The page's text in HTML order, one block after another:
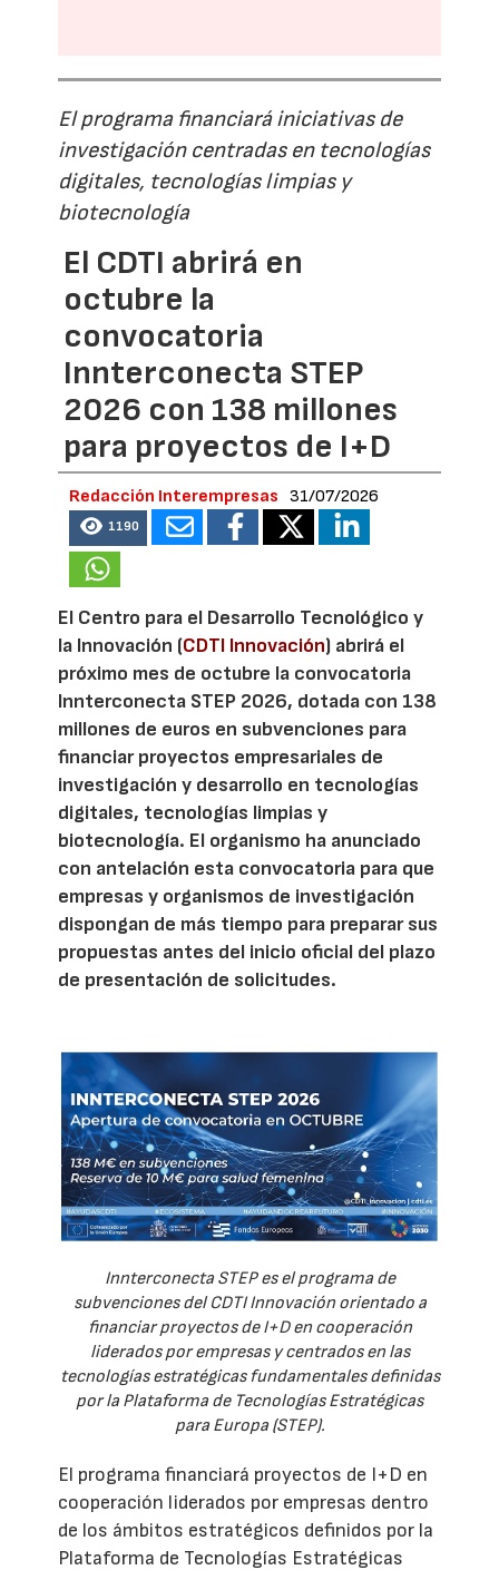
El programa financiará iniciativas de
investigación centradas en tecnologías
digitales, tecnologías limpias y
biotecnología
El CDTI abrirá en
octubre la
convocatoria
Innterconecta STEP
2026 con 138 millones
para proyectos de I+D
Redacción Interempresas 31/07/2026
1190
El Centro para el Desarrollo Tecnológico y
la Innovación (CDTI Innovación) abrirá el
próximo mes de octubre la convocatoria
Innterconecta STEP 2026, dotada con 138
millones de euros en subvenciones para
financiar proyectos empresariales de
investigación y desarrollo en tecnologías
digitales, tecnologías limpias y
biotecnología. El organismo ha anunciado
con antelación esta convocatoria para que
empresas y organismos de investigación
dispongan de más tiempo para preparar sus
propuestas antes del inicio oficial del plazo
de presentación de solicitudes.
Innterconecta STEP es el programa de
subvenciones del CDTI Innovación orientado a
financiar proyectos de I+D en cooperación
liderados por empresas y centrados en las
tecnologías estratégicas fundamentales definidas
por la Plataforma de Tecnologías Estratégicas
para Europa (STEP).
El programa financiará proyectos de I+D en
cooperación liderados por empresas dentro
de los ámbitos estratégicos definidos por la
Plataforma de Tecnologías Estratégicas